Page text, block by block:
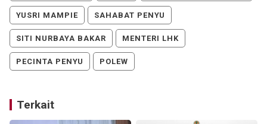
YUSRI MAMPIE SAHABAT PENYU
SITI NURBAYA BAKAR MENTERI LHK
PECINTA PENYU POLEW
Terkait